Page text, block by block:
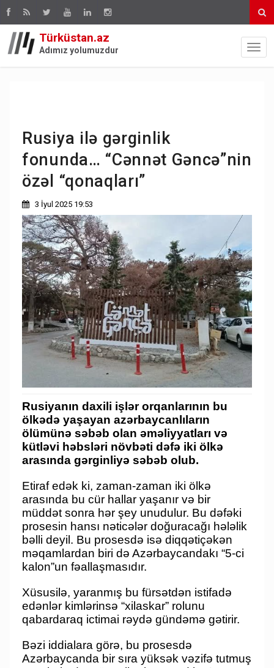
Türküstan.az
Adımız yolumuzdur
Rusiya ilə gərginlik
fonunda… “Cənnət Gəncə”nin
özəl “qonaqları”
3 İyul 2025 19:53
Rusiyanın daxili işlər orqanlarının bu
ölkədə yaşayan azərbaycanlıların
ölümünə səbəb olan əməliyyatları və
kütləvi həbsləri növbəti dəfə iki ölkə
arasında gərginliyə səbəb olub.
Etiraf edək ki, zaman-zaman iki ölkə
arasında bu cür hallar yaşanır və bir
müddət sonra hər şey unudulur. Bu dəfəki
prosesin hansı nəticələr doğuracağı hələlik
bəlli deyil. Bu prosesdə isə diqqətiçəkən
məqamlardan biri də Azərbaycandakı “5-ci
kalon”un fəallaşmasıdır.
Xüsusilə, yaranmış bu fürsətdən istifadə
edənlər kimlərinsə “xilaskar” rolunu
qabardaraq ictimai rəydə gündəmə gətirir.
Bəzi iddialara görə, bu prosesdə
Azərbaycanda bir sıra yüksək vəzifə tutmuş